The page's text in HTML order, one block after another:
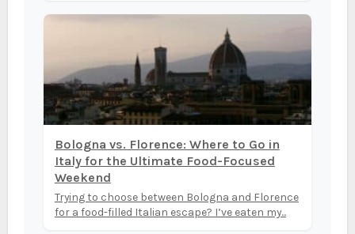
Bologna vs. Florence: Where to Go in
Italy for the Ultimate Food-Focused
Weekend
Trying to choose between Bologna and Florence
for a food-filled Italian escape? I’ve eaten my...